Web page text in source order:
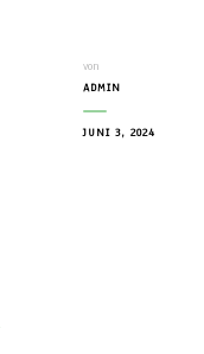
von
ADMIN
JUNI 3, 2024